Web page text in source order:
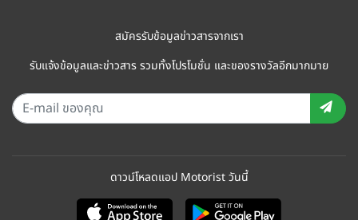
สมัครรับข้อมูลข่าวสารจากเรา
รับแจ้งข้อมูลและข่าวสาร รวมทั้งโปรโมชั่น และของรางวัลอีกมากมาย
ดาวน์โหลดแอป Motorist วันนี้